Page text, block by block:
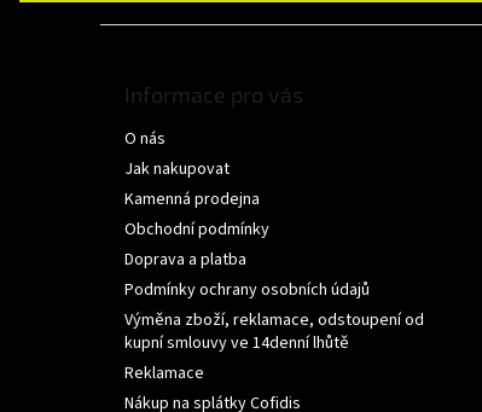
Informace pro vás
O nás
Jak nakupovat
Kamenná prodejna
Obchodní podmínky
Doprava a platba
Podmínky ochrany osobních údajů
Výměna zboží, reklamace, odstoupení od
kupní smlouvy ve 14denní lhůtě
Reklamace
Nákup na splátky Cofidis